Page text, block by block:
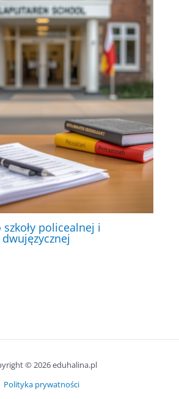
policealnej i
© 2026 eduhalina.pl
Polityka prywatności